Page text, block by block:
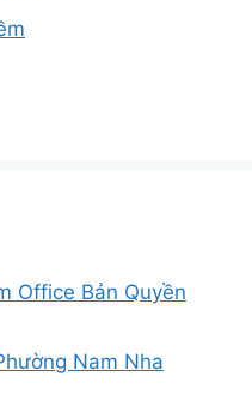
Office Bản Quyền
Nam Nha